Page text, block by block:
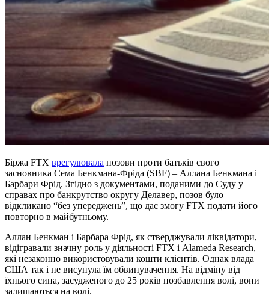
Біржа FTX врегулювала позови проти батьків свого
засновника Сема Бенкмана-Фріда (SBF) – Аллана Бенкмана і
Барбари Фрід. Згідно з документами, поданими до Суду у
справах про банкрутство округу Делавер, позов було
відкликано “без упереджень”, що дає змогу FTX подати його
повторно в майбутньому.
Аллан Бенкман і Барбара Фрід, як стверджували ліквідатори,
відігравали значну роль у діяльності FTX і Alameda Research,
які незаконно використовували кошти клієнтів. Однак влада
США так і не висунула їм обвинувачення. На відміну від
їхнього сина, засудженого до 25 років позбавлення волі, вони
залишаються на волі.